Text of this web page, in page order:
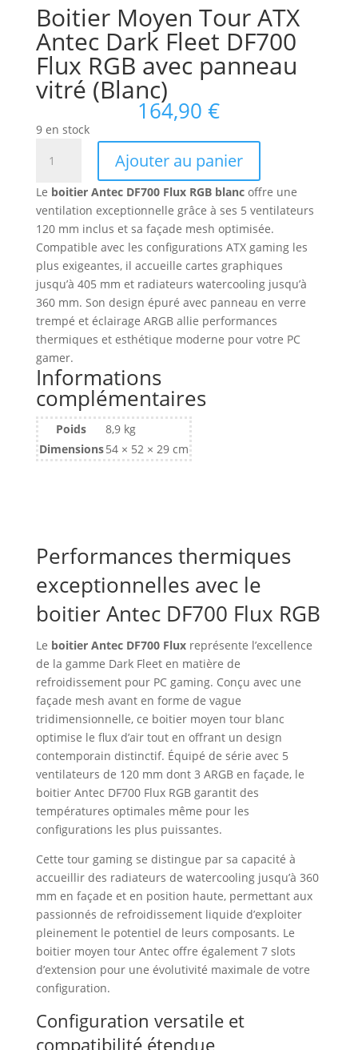
Boitier Moyen Tour ATX
Antec Dark Fleet DF700
Flux RGB avec panneau
vitré (Blanc)
164,90€
9 en stock
Boitier
Moyen
Antec
Dark
Fleet
Flux
avec
panneau
vitré
(Blanc)
Ajouter au panier
Le boitier Antec DF700 Flux RGB blancoffre une
ventilation exceptionnelle grâce à ses 5 ventilateurs
120 mm inclus et sa façade mesh optimisée.
Compatible avec les configurations ATX gaming les
plus exigeantes, il accueille cartes graphiques
jusqu’à 405 mm et radiateurs watercooling jusqu’à
360 mm. Son design épuré avec panneau en verre
trempé et éclairage ARGB allie performances
thermiques et esthétique moderne pour votre PC
gamer.
Informations
complémentaires
Poids
8,9 kg
Dimensions54 × 52 × 29 cm
Performances thermiques
exceptionnelles avec le
boitier Antec DF700 Flux RGB
Le boitier Antec DF700 Fluxreprésente l’excellence
de la gamme Dark Fleet en matière de
refroidissement pour PC gaming. Conçu avec une
façade mesh avant en forme de vague
tridimensionnelle, ce boitier moyen tour blanc
optimise le flux d’air tout en offrant un design
contemporain distinctif. Équipé de série avec 5
ventilateurs de 120 mm dont 3 ARGB en façade, le
boitier Antec DF700 Flux RGB garantit des
températures optimales même pour les
configurations les plus puissantes.
Cette tour gaming se distingue par sa capacité à
accueillir des radiateurs de watercooling jusqu’à 360
mm en façade et en position haute, permettant aux
passionnés de refroidissement liquide d’exploiter
pleinement le potentiel de leurs composants. Le
boitier moyen tour Antec offre également 7 slots
d’extension pour une évolutivité maximale de votre
configuration.
Configuration versatile et
compatibilité étendue